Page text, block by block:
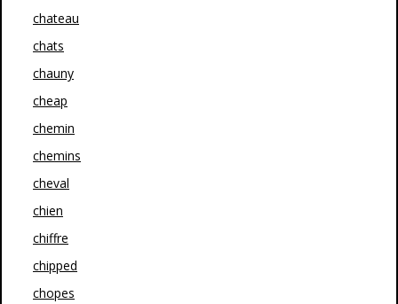
chateau
chats
chauny
cheap
chemin
chemins
cheval
chien
chiffre
chipped
chopes